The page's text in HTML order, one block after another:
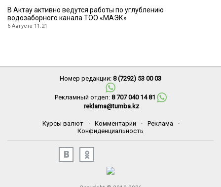
В Актау активно ведутся работы по углублению
водозаборного канала ТОО «МАЭК»
6 Августа 11:21
Номер редакции: 8 (7292) 53 00 03
Рекламный отдел: 8 707 040 14 81
reklama@tumba.kz
Курсы валют · Комментарии · Реклама
·
Конфиденциальность